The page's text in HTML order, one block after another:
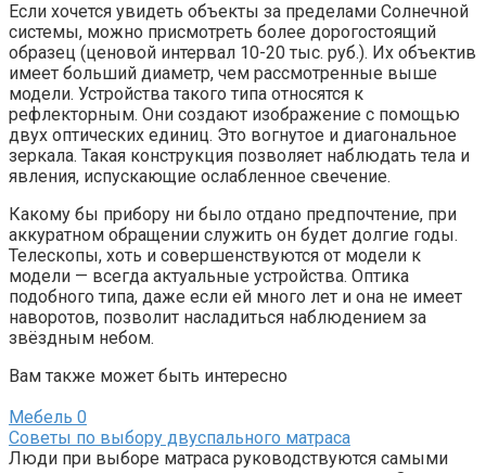
Если хочется увидеть объекты за пределами Солнечной
системы, можно присмотреть более дорогостоящий
образец (ценовой интервал 10-20 тыс. руб.). Их объектив
имеет больший диаметр, чем рассмотренные выше
модели. Устройства такого типа относятся к
рефлекторным. Они создают изображение с помощью
двух оптических единиц. Это вогнутое и диагональное
зеркала. Такая конструкция позволяет наблюдать тела и
явления, испускающие ослабленное свечение.
Какому бы прибору ни было отдано предпочтение, при
аккуратном обращении служить он будет долгие годы.
Телескопы, хоть и совершенствуются от модели к
модели — всегда актуальные устройства. Оптика
подобного типа, даже если ей много лет и она не имеет
наворотов, позволит насладиться наблюдением за
звёздным небом.
Вам также может быть интересно
Мебель 0
Советы по выбору двуспального матраса
Люди при выборе матраса руководствуются самыми